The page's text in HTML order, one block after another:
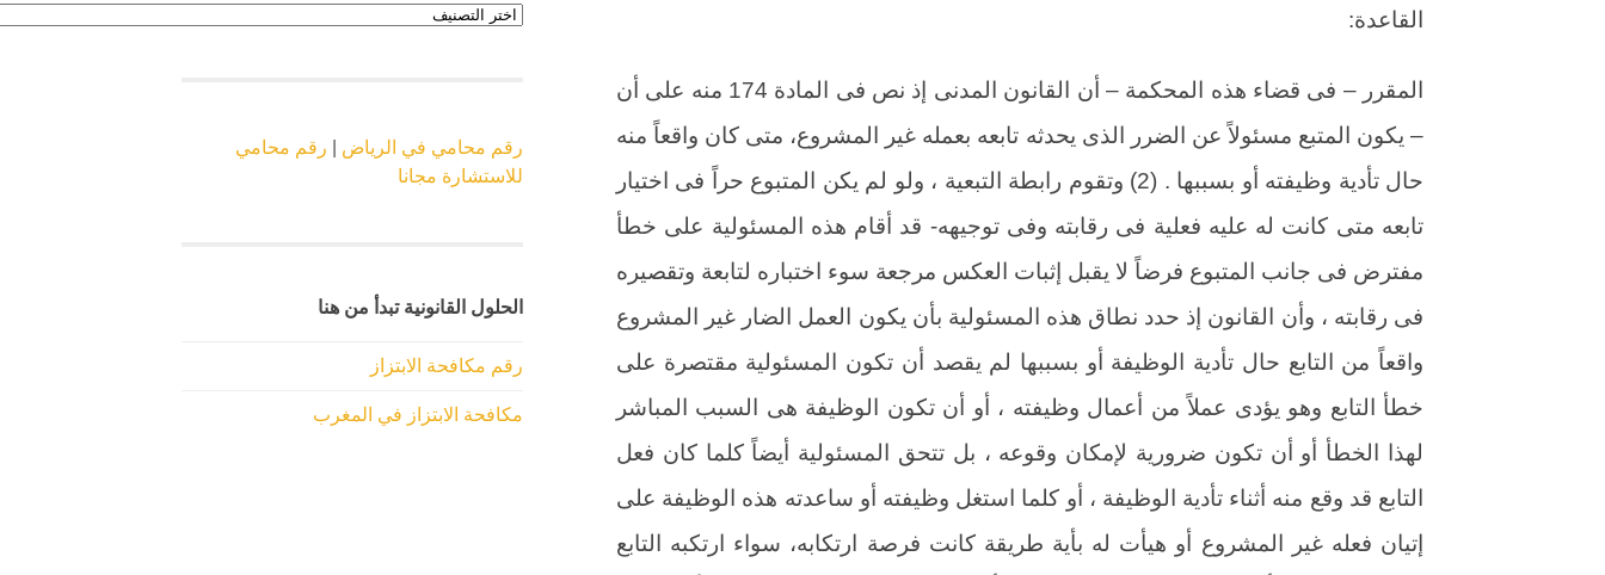
القاعدة:
المقرر – فى قضاء هذه المحكمة – أن القانون المدنى إذ نص فى المادة 174 منه على أن
– يكون المتبع مسئولاً عن الضرر الذى يحدثه تابعه بعمله غير المشروع، متى كان واقعاً منه
حال تأدية وظيفته أو بسببها . (2) وتقوم رابطة التبعية ، ولو لم يكن المتبوع حراً فى اختيار
تابعه متى كانت له عليه فعلية فى رقابته وفى توجيهه- قد أقام هذه المسئولية على خطأ
مفترض فى جانب المتبوع فرضاً لا يقبل إثبات العكس مرجعة سوء اختباره لتابعة وتقصيره
فى رقابته ، وأن القانون إذ حدد نطاق هذه المسئولية بأن يكون العمل الضار غير المشروع
واقعاً من التابع حال تأدية الوظيفة أو بسببها لم يقصد أن تكون المسئولية مقتصرة على
خطأ التابع وهو يؤدى عملاً من أعمال وظيفته ، أو أن تكون الوظيفة هى السبب المباشر
لهذا الخطأ أو أن تكون ضرورية لإمكان وقوعه ، بل تتحق المسئولية أيضاً كلما كان فعل
التابع قد وقع منه أثناء تأدية الوظيفة ، أو كلما استغل وظيفته أو ساعدته هذه الوظيفة على
إتيان فعله غير المشروع أو هيأت له بأية طريقة كانت فرصة ارتكابه، سواء ارتكبه التابع
اقسام
الموقع
رقم محامي في الرياض
رقم محامي
للاستشارة مجانا
الحلول القانونية تبدأ من هنا
رقم مكافحة الابتزاز
مكافحة الابتزاز في المغرب